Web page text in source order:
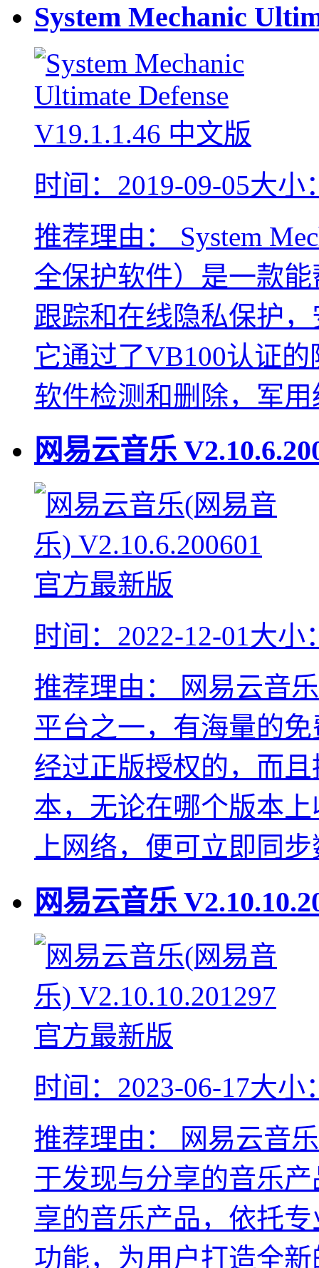
System Mechanic
时间：2019-09-05大小
推荐理由：
System
全保护软件）是一款
跟踪和在线隐私保护
它通过了VB100认证
软件检测和删除，军
网易云音乐
时间：2022-12-01大小
推荐理由：
网易云音
平台之一，有海量的
经过正版授权的，而
本，无论在哪个版本
上网络，便可立即同
网易云音乐
时间：2023-06-17大小
推荐理由：
网易云音
于发现与分享的音乐
享的音乐产品，依托
功能，为用户打造全